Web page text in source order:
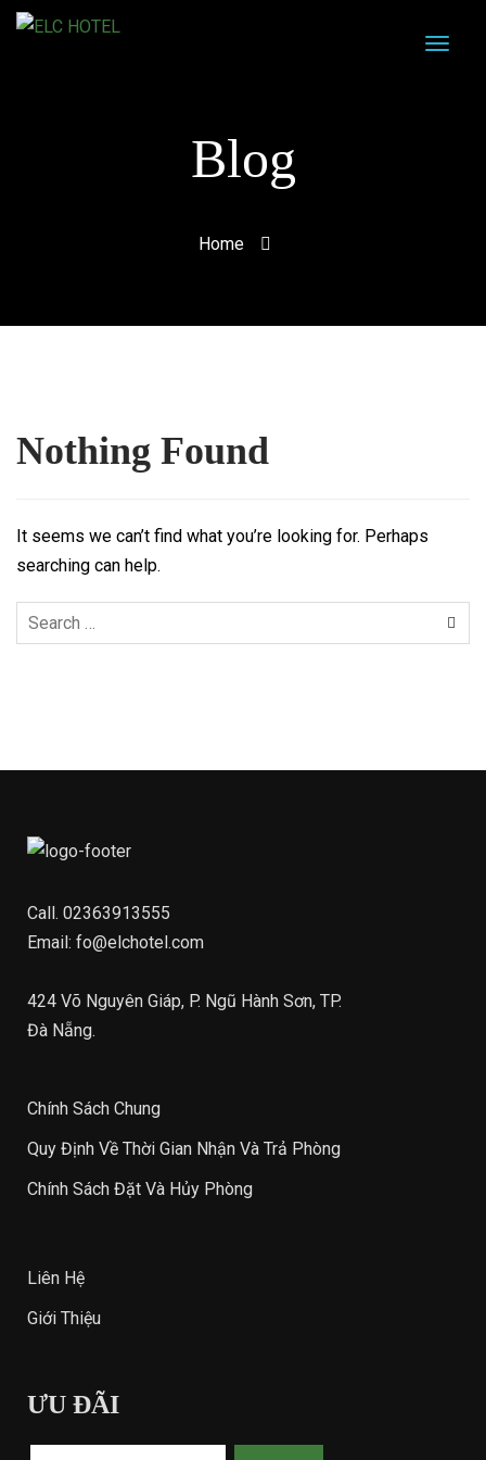
Blog
Home
Nothing Found
It seems we can’t find what you’re looking for. Perhaps
searching can help.
Call. 02363913555
Email: fo@elchotel.com
424 Võ Nguyên Giáp, P. Ngũ Hành Sơn, TP.
Đà Nẵng.
Chính Sách Chung
Quy Định Về Thời Gian Nhận Và Trả Phòng
Chính Sách Đặt Và Hủy Phòng
Liên Hệ
Giới Thiệu
ƯU ĐÃI